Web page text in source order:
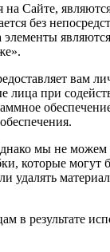
Сайте,
без
вам
при
мы не можем
которые
удалять
в результате